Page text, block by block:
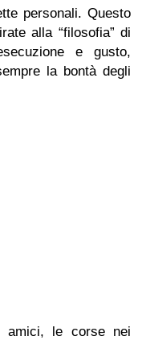
personali. Questo
alla “filosofia” di
e gusto,
la bontà degli
amici, le corse nei